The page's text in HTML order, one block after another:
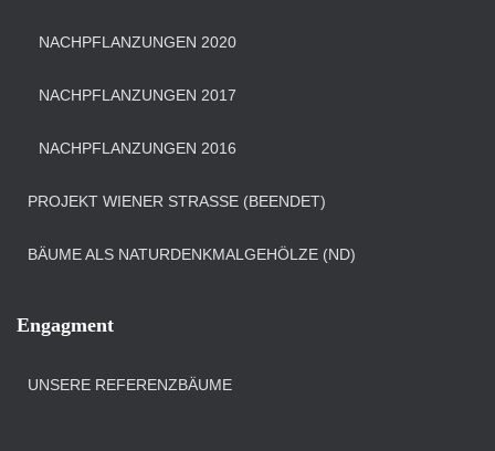
NACHPFLANZUNGEN 2020
NACHPFLANZUNGEN 2017
NACHPFLANZUNGEN 2016
PROJEKT WIENER STRASSE (BEENDET)
BÄUME ALS NATURDENKMALGEHÖLZE (ND)
Engagment
UNSERE REFERENZBÄUME